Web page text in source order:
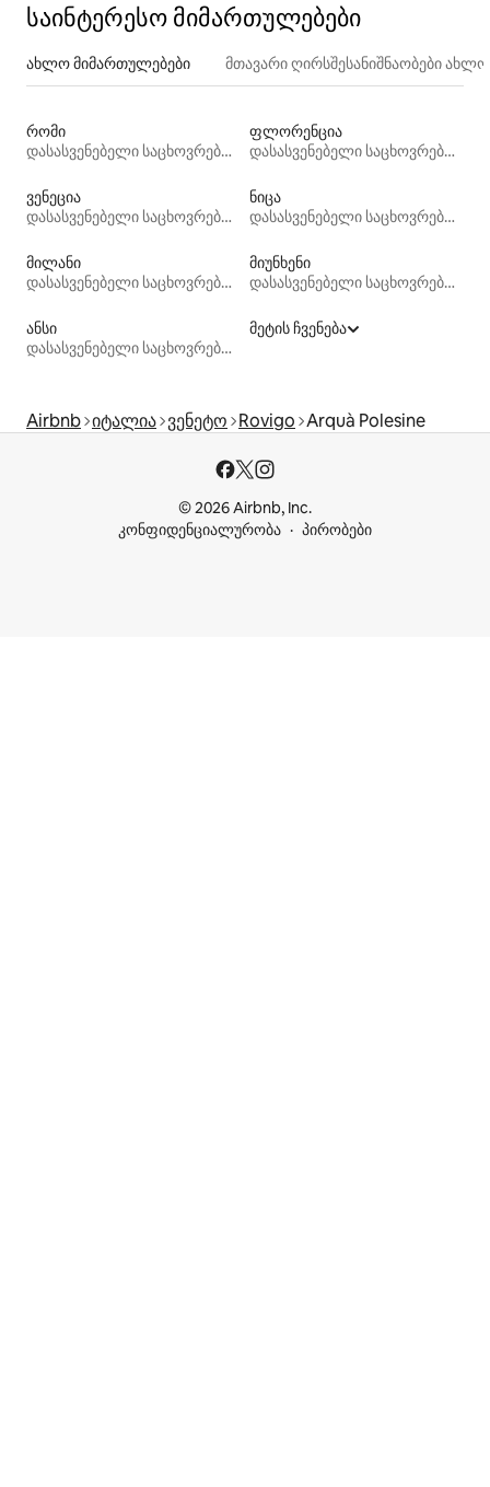
საინტერესო მიმართულებები
ახლო მიმართულებები მთავარი ღირსშესანიშნაობები
რომი
დასასვენებელი საცხოვრებლები
ფლორენცია
დასასვენებელი საცხოვრებლები
ვენეცია
დასასვენებელი საცხოვრებლები
ნიცა
დასასვენებელი საცხოვრებლები
მილანი
დასასვენებელი საცხოვრებლები
მიუნხენი
დასასვენებელი საცხოვრებლები
ანსი
დასასვენებელი საცხოვრებლები
მეტის ჩვენება
Airbnb იტალია ვენეტო Rovigo Arquà Polesine
© 2026 Airbnb, Inc.
კონფიდენციალურობა
პირობები